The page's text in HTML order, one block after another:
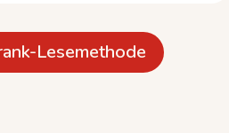
Lesemethode